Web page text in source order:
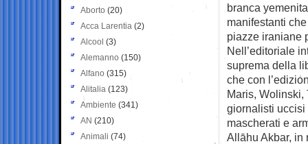
branca
manifestanti
piazze iraniane
Nell’editoriale
suprema della
che con
Maris, Wolinski,
giornalisti uccisi
mascherati e
Allāhu Akbar, in
Aborto (20)
Acca Larentia (2)
Alcool (3)
Alemanno (150)
Alfano (315)
Alitalia (123)
Ambiente (341)
AN (210)
Animali (74)